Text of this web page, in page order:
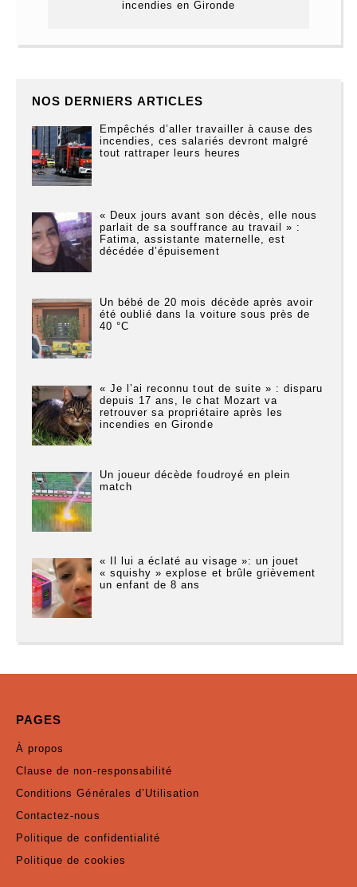
incendies en Gironde
NOS DERNIERS ARTICLES
Empêchés d’aller travailler à cause des
incendies, ces salariés devront malgré
tout rattraper leurs heures
« Deux jours avant son décès, elle nous
parlait de sa souffrance au travail » :
Fatima, assistante maternelle, est
décédée d’épuisement
Un bébé de 20 mois décède après avoir
été oublié dans la voiture sous près de
40 °C
« Je l’ai reconnu tout de suite » : disparu
depuis 17 ans, le chat Mozart va
retrouver sa propriétaire après les
incendies en Gironde
Un joueur décède foudroyé en plein
match
« Il lui a éclaté au visage »: un jouet
« squishy » explose et brûle grièvement
un enfant de 8 ans
PAGES
À propos
Clause de non-responsabilité
Conditions Générales d’Utilisation
Contactez-nous
Politique de confidentialité
Politique de cookies